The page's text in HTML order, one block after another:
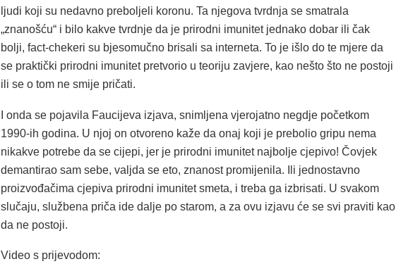
ljudi koji su nedavno preboljeli koronu. Ta njegova tvrdnja se smatrala
„znanošću“ i bilo kakve tvrdnje da je prirodni imunitet jednako dobar ili čak
bolji, fact-chekeri su bjesomučno brisali sa interneta. To je išlo do te mjere da
se praktički prirodni imunitet pretvorio u teoriju zavjere, kao nešto što ne postoji
ili se o tom ne smije pričati.
I onda se pojavila Faucijeva izjava, snimljena vjerojatno negdje početkom
1990-ih godina. U njoj on otvoreno kaže da onaj koji je prebolio gripu nema
nikakve potrebe da se cijepi, jer je prirodni imunitet najbolje cjepivo! Čovjek
demantirao sam sebe, valjda se eto, znanost promijenila. Ili jednostavno
proizvođačima cjepiva prirodni imunitet smeta, i treba ga izbrisati. U svakom
slučaju, službena priča ide dalje po starom, a za ovu izjavu će se svi praviti kao
da ne postoji.
Video s prijevodom: